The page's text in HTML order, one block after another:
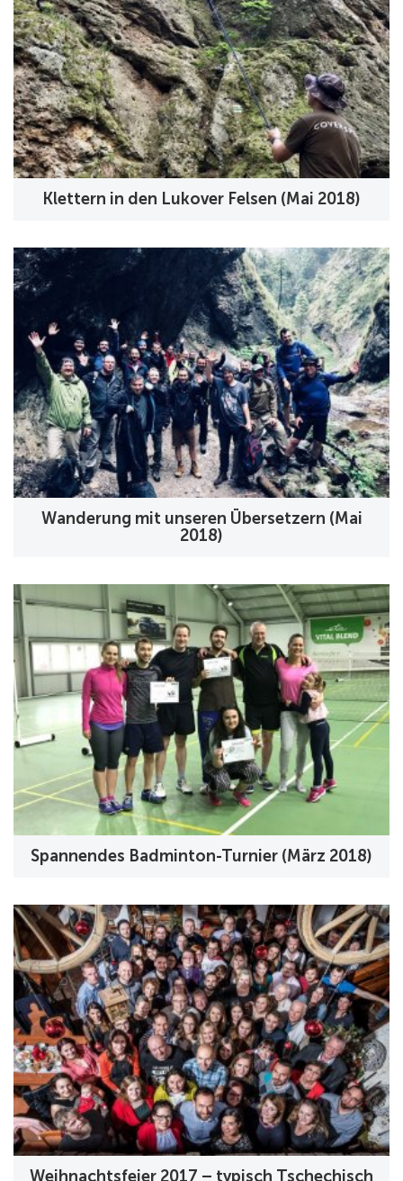
Klettern in den Lukover Felsen (Mai 2018)
Wanderung mit unseren Übersetzern (Mai
2018)
Spannendes Badminton-Turnier (März 2018)
Weihnachtsfeier 2017 – typisch Tschechisch